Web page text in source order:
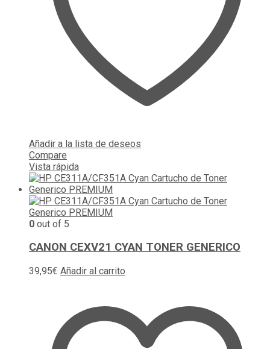
Añadir a la lista de deseos
Compare
Vista rápida
0 out of 5
CANON CEXV21 CYAN TONER GENERICO
39,95€ Añadir al carrito